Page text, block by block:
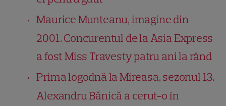
Maurice Munteanu, imagine din
2001. Concurentul de la Asia Express
a fost Miss Travesty patru ani la rând
Prima logodnă la Mireasa, sezonul 13.
Alexandru Bănică a cerut-o în